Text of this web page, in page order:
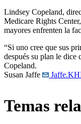
Lindsey Copeland,
Medicare Rights
mayores enfrenten la
“Si uno cree que sus
después su plan le dice
Copeland.
Susan Jaffe
Temas